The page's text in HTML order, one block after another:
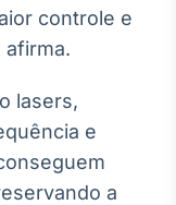
controle e
afirma.
lasers,
e
a